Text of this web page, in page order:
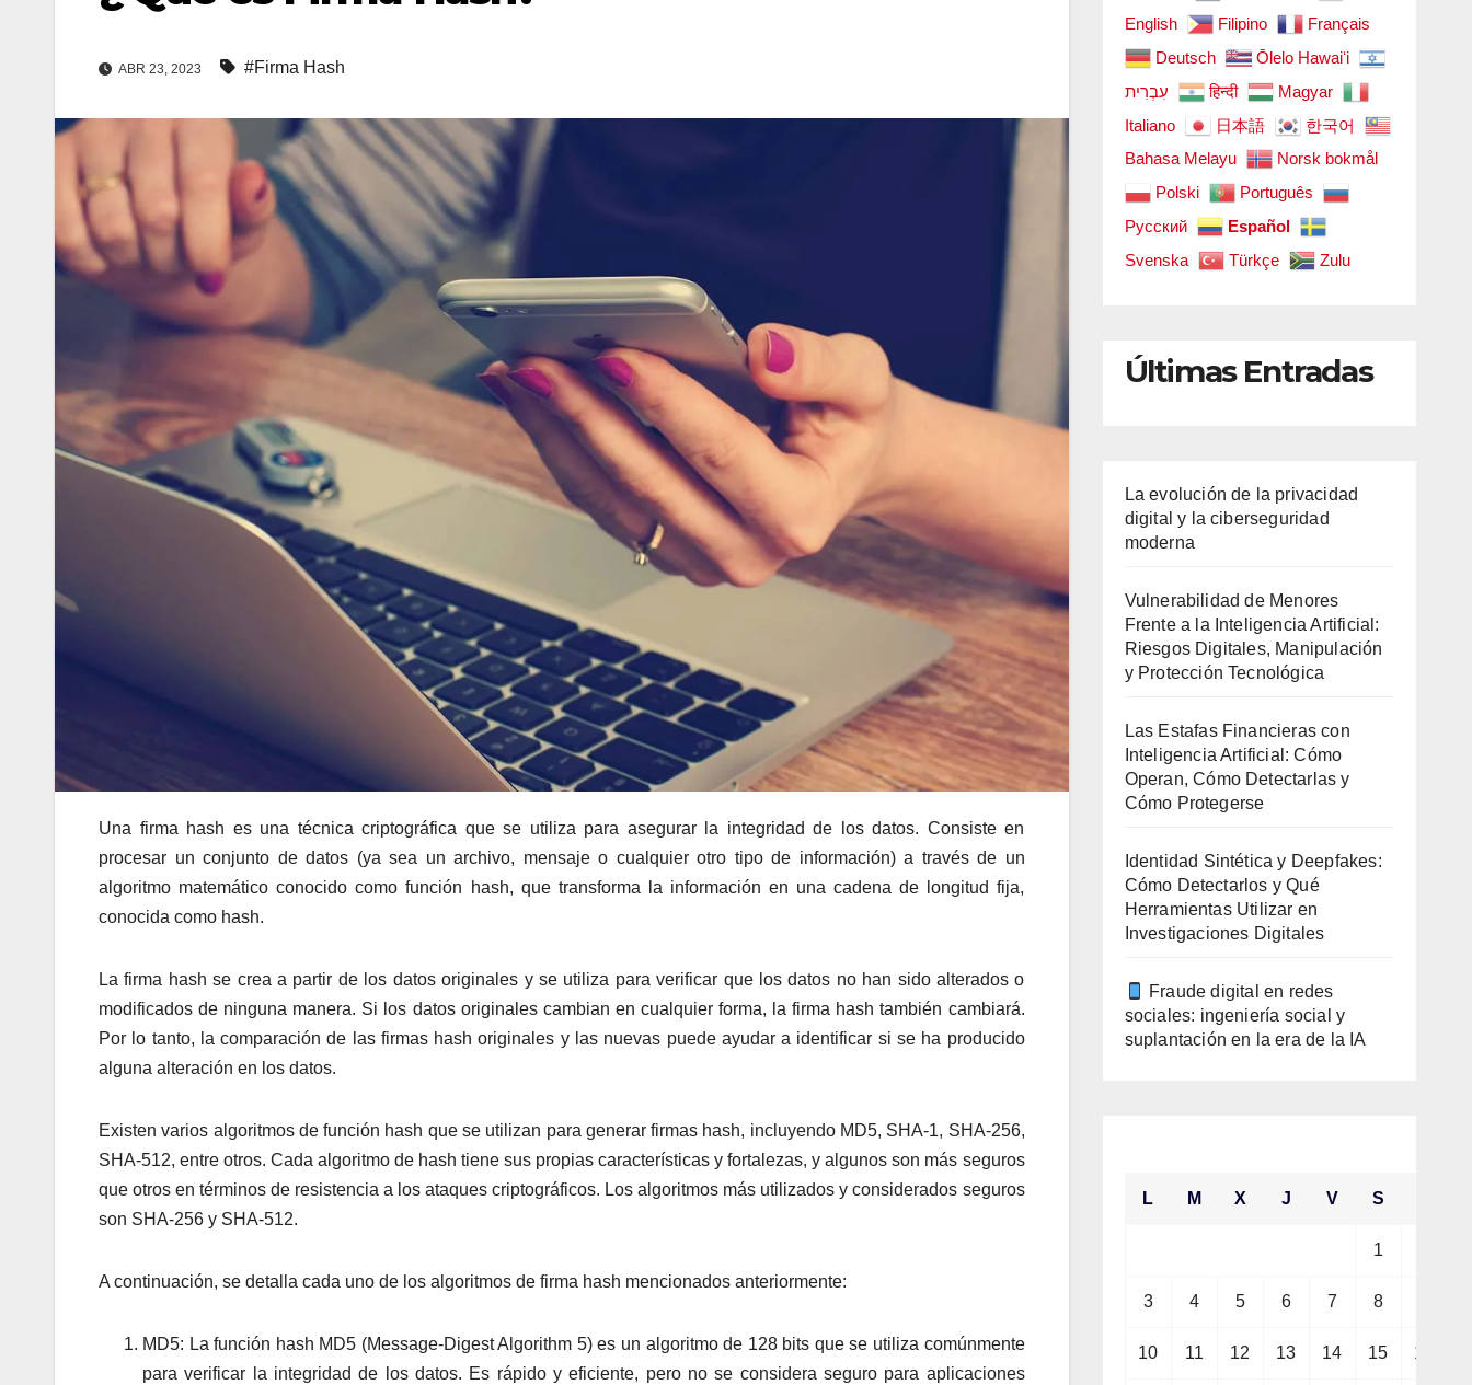
ABR 23, 2023 #Firma Hash
Una firma hash es una técnica criptográfica que se utiliza para asegurar la integridad de los datos. Consiste en
procesar un conjunto de datos (ya sea un archivo, mensaje o cualquier otro tipo de información) a través de un
algoritmo matemático conocido como función hash, que transforma la información en una cadena de longitud fija,
conocida como hash.
La firma hash se crea a partir de los datos originales y se utiliza para verificar que los datos no han sido alterados o
modificados de ninguna manera. Si los datos originales cambian en cualquier forma, la firma hash también cambiará.
Por lo tanto, la comparación de las firmas hash originales y las nuevas puede ayudar a identificar si se ha producido
alguna alteración en los datos.
Existen varios algoritmos de función hash que se utilizan para generar firmas hash, incluyendo MD5, SHA-1, SHA-256,
SHA-512, entre otros. Cada algoritmo de hash tiene sus propias características y fortalezas, y algunos son más seguros
que otros en términos de resistencia a los ataques criptográficos. Los algoritmos más utilizados y considerados seguros
son SHA-256 y SHA-512.
A continuación, se detalla cada uno de los algoritmos de firma hash mencionados anteriormente:
MD5: La función hash MD5 (Message-Digest Algorithm 5) es un algoritmo de 128 bits que se utiliza comúnmente
para verificar la integridad de los datos. Es rápido y eficiente, pero no se considera seguro para aplicaciones
English
Filipino
Français
Deutsch
Ōlelo Hawaiʻi
עִבְרִית
हिन्दी
Magyar
Italiano
日本語
한국어
Bahasa Melayu
Norsk bokmål
Polski
Português
Русский
Español
Svenska
Türkçe Zulu
Últimas Entradas
La evolución de la privacidad
digital y la ciberseguridad
moderna
Vulnerabilidad de Menores
Frente a la Inteligencia Artificial:
Riesgos Digitales, Manipulación
y Protección Tecnológica
Las Estafas Financieras con
Inteligencia Artificial: Cómo
Operan, Cómo Detectarlas y
Cómo Protegerse
Identidad Sintética y Deepfakes:
Cómo Detectarlos y Qué
Herramientas Utilizar en
Investigaciones Digitales
Fraude digital en redes
sociales: ingeniería social y
suplantación en la era de la IA
L M X J V S
1
3 4 5 6 7 8
10 11 12 13 14 15 16